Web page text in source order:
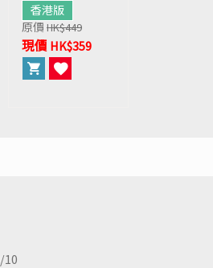
香港版
原價 HK$449
現價 HK$359
/10